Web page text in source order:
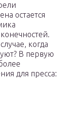
остается
когда
В первую
для пресса: